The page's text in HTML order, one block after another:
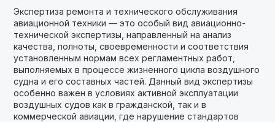
Экспертиза ремонта и технического обслуживания
авиационной техники — это особый вид авиационно-
технической экспертизы, направленный на анализ
качества, полноты, своевременности и соответствия
установленным нормам всех регламентных работ,
выполняемых в процессе жизненного цикла воздушного
судна и его составных частей. Данный вид экспертизы
особенно важен в условиях активной эксплуатации
воздушных судов как в гражданской, так и в
коммерческой авиации, где нарушение стандартов